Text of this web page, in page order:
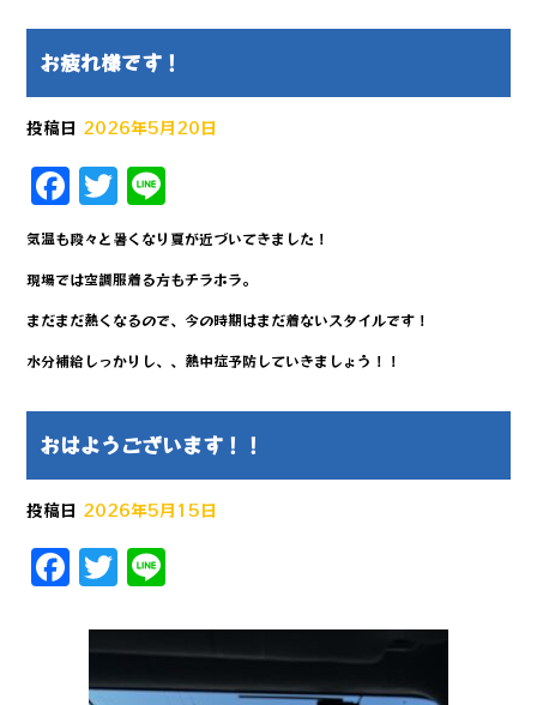
お疲れ様です！
投稿日 2026年5月20日
F
a
c
e
b
o
o
k
T
w
it
te
r
n
e
気温も段々と暑くなり夏が近づいてきました！
現場では空調服着る方もチラホラ。
まだまだ熱くなるので、今の時期はまだ着ないスタイルです！
水分補給しっかりし、、熱中症予防していきましょう！！
おはようございます！！
投稿日 2026年5月15日
F
c
e
T
it
te
e